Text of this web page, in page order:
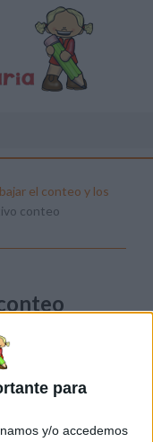
para
y/o accedemos
el conteo y los
conteo
el
conteo